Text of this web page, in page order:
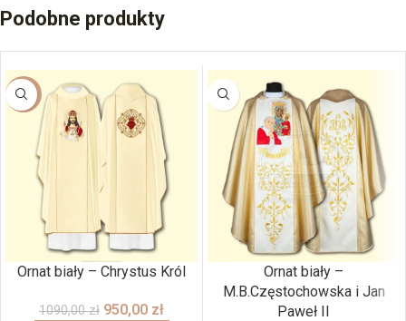
Podobne produkty
-13%
Ornat biały – Chrystus Król
1090,00zł 950,00 zł
Ornat biały –
M.B.Częstochowska i Jan
Paweł II